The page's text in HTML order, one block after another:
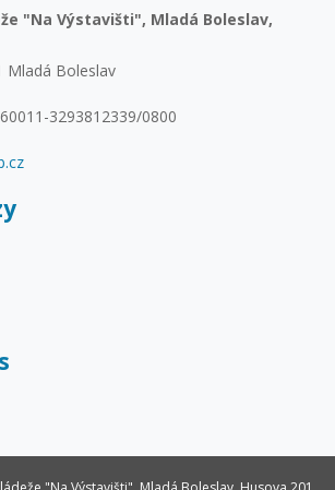
"Na Výstavišti", Mladá Boleslav,
Mladá Boleslav
3293812339/0800